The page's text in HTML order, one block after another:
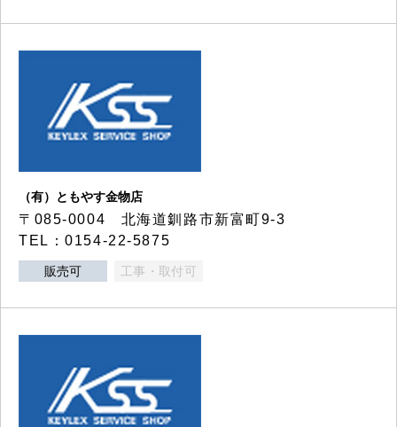
（有）ともやす金物店
〒085-0004 北海道釧路市新富町9-3
TEL：0154-22-5875
販売可 工事・取付可